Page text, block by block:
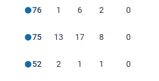
76 1 6 2 0
75 13 17 8 0
52 2 1 1 0